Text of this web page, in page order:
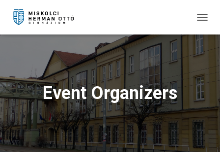
O
G
E
N
A
V
I
G
A
T
I
Event Organizers